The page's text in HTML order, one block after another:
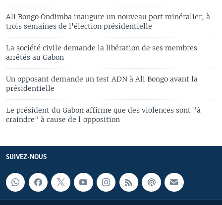
Ali Bongo Ondimba inaugure un nouveau port minéralier, à
trois semaines de l'élection présidentielle
La société civile demande la libération de ses membres
arrêtés au Gabon
Un opposant demande un test ADN à Ali Bongo avant la
présidentielle
Le président du Gabon affirme que des violences sont "à
craindre" à cause de l'opposition
SUIVEZ-NOUS